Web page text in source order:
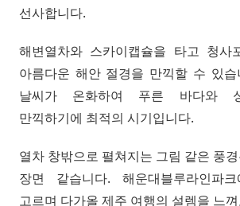
선사합니다.
해변열차와 스카이캡슐을 타고 청
아름다운 해안 절경을 만끽할 수 있
날씨가 온화하여 푸른 바다와
만끽하기에 최적의 시기입니다.
열차 창밖으로 펼쳐지는 그림 같은 풍
장면 같습니다. 해운대블루라인파
고르며 다가올 제주 여행의 설렘을 느